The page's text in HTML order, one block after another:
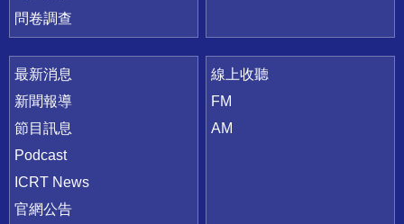
問卷調查
最新消息
新聞報導
節目訊息
Podcast
ICRT News
官網公告
線上收聽
FM
AM